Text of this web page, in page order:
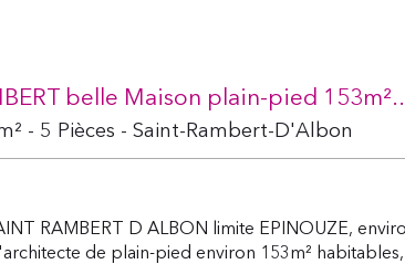
belle Maison plain-pied
- 5 Pièces - Saint-Rambert-D'Albon
RAMBERT D ALBON limite EPINOUZE,
de plain-pied environ 153m²